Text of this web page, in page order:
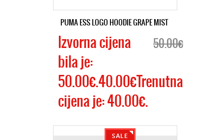
PUMA ESS LOGO HOODIE GRAPE MIST
50.00€
Izvorna cijena
bila je:
50.00€.40.00€Trenutna
cijena je: 40.00€.
SALE